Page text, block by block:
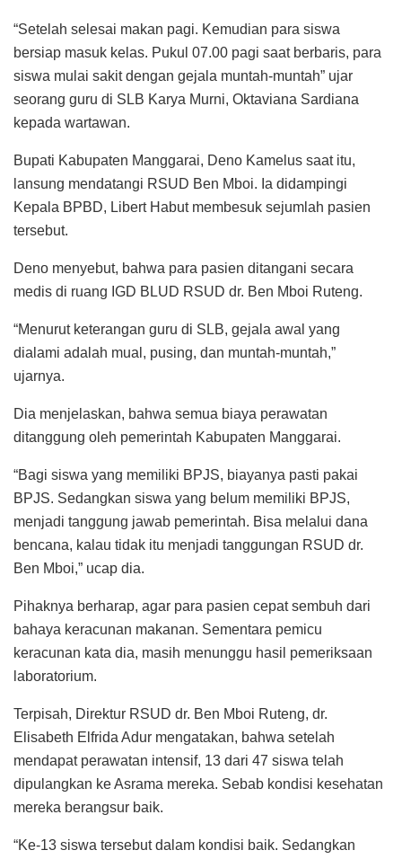
“Setelah selesai makan pagi. Kemudian para siswa
bersiap masuk kelas. Pukul 07.00 pagi saat berbaris, para
siswa mulai sakit dengan gejala muntah-muntah” ujar
seorang guru di SLB Karya Murni, Oktaviana Sardiana
kepada wartawan.
Bupati Kabupaten Manggarai, Deno Kamelus saat itu,
lansung mendatangi RSUD Ben Mboi. Ia didampingi
Kepala BPBD, Libert Habut membesuk sejumlah pasien
tersebut.
Deno menyebut, bahwa para pasien ditangani secara
medis di ruang IGD BLUD RSUD dr. Ben Mboi Ruteng.
“Menurut keterangan guru di SLB, gejala awal yang
dialami adalah mual, pusing, dan muntah-muntah,”
ujarnya.
Dia menjelaskan, bahwa semua biaya perawatan
ditanggung oleh pemerintah Kabupaten Manggarai.
“Bagi siswa yang memiliki BPJS, biayanya pasti pakai
BPJS. Sedangkan siswa yang belum memiliki BPJS,
menjadi tanggung jawab pemerintah. Bisa melalui dana
bencana, kalau tidak itu menjadi tanggungan RSUD dr.
Ben Mboi,” ucap dia.
Pihaknya berharap, agar para pasien cepat sembuh dari
bahaya keracunan makanan. Sementara pemicu
keracunan kata dia, masih menunggu hasil pemeriksaan
laboratorium.
Terpisah, Direktur RSUD dr. Ben Mboi Ruteng, dr.
Elisabeth Elfrida Adur mengatakan, bahwa setelah
mendapat perawatan intensif, 13 dari 47 siswa telah
dipulangkan ke Asrama mereka. Sebab kondisi kesehatan
mereka berangsur baik.
“Ke-13 siswa tersebut dalam kondisi baik. Sedangkan